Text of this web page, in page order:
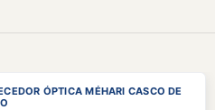
ÓPTICA MÉHARI CASCO DE